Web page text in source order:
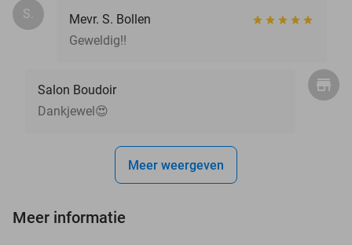
S.
Mevr. S. Bollen
Geweldig!!
Salon Boudoir
Dankjewel😍
Meer weergeven
Meer informatie